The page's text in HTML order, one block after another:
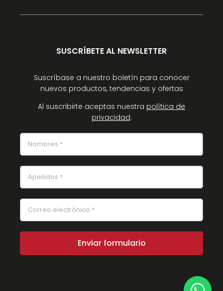
SUSCRÍBETE AL NEWSLETTER
Suscríbase a nuestro boletín para conocer
nuevos productos, tendencias y ofertas
Al suscribirte aceptas nuestra política de
privacidad.